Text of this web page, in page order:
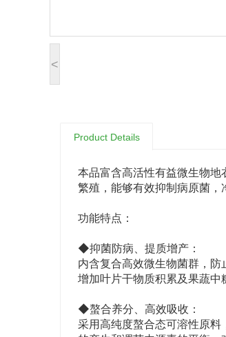
<
Product Details
本品富含高活性有益微生物
繁殖，能够有效抑制病原菌，
功能特点：
◆抑菌防病、提质增产：
内含复合高效微生物菌群，防
增加叶片干物质积累及果蔬中
◆螯合养分、高效吸收：
采用高纯度螯合态可溶性原